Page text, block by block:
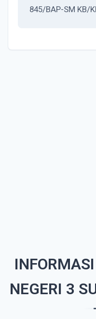
845/BAP-SM KB/
NEGERI 3